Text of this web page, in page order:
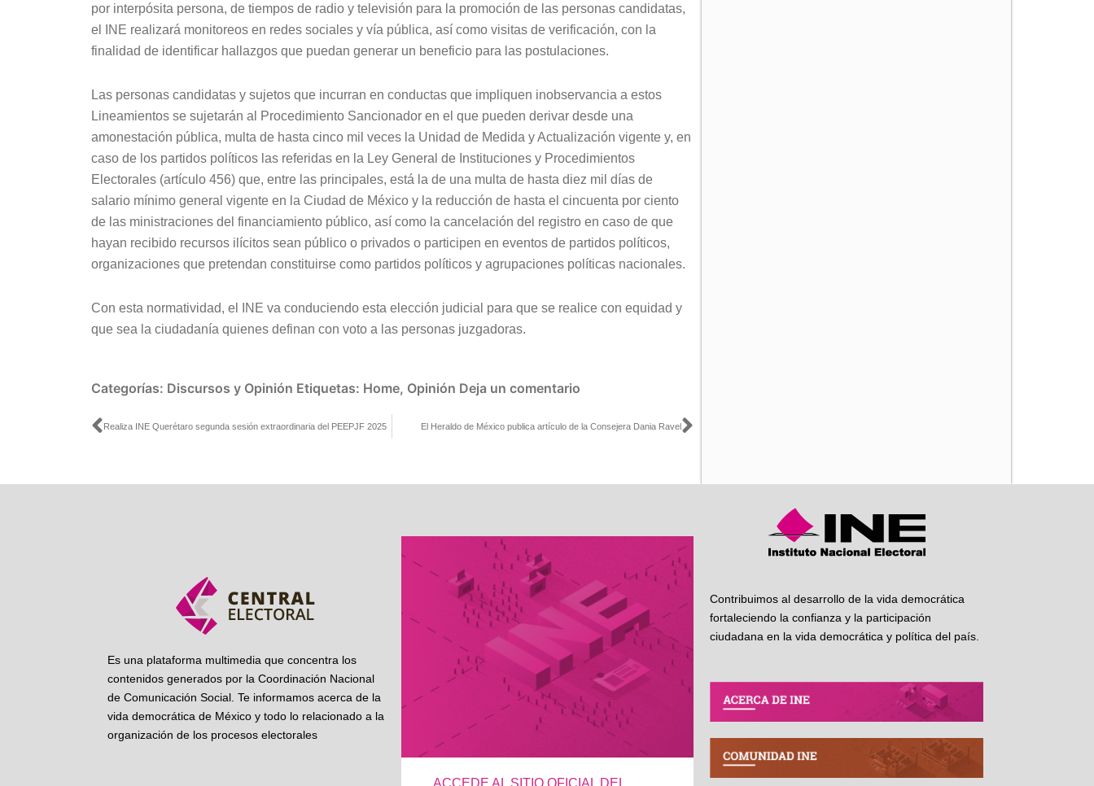
por interpósita persona, de tiempos de radio y televisión para la promoción de las personas candidatas,
el INE realizará monitoreos en redes sociales y vía pública, así como visitas de verificación, con la
finalidad de identificar hallazgos que puedan generar un beneficio para las postulaciones.
Las personas candidatas y sujetos que incurran en conductas que impliquen inobservancia a estos
Lineamientos se sujetarán al Procedimiento Sancionador en el que pueden derivar desde una
amonestación pública, multa de hasta cinco mil veces la Unidad de Medida y Actualización vigente y, en
caso de los partidos políticos las referidas en la Ley General de Instituciones y Procedimientos
Electorales (artículo 456) que, entre las principales, está la de una multa de hasta diez mil días de
salario mínimo general vigente en la Ciudad de México y la reducción de hasta el cincuenta por ciento
de las ministraciones del financiamiento público, así como la cancelación del registro en caso de que
hayan recibido recursos ilícitos sean público o privados o participen en eventos de partidos políticos,
organizaciones que pretendan constituirse como partidos políticos y agrupaciones políticas nacionales.
Con esta normatividad, el INE va conduciendo esta elección judicial para que se realice con equidad y
que sea la ciudadanía quienes definan con voto a las personas juzgadoras.
Categorías: Discursos y Opinión Etiquetas: Home, Opinión Deja un comentario
Ant
Realiza INE Querétaro segunda sesión extraordinaria del PEEPJF 2025 El Heraldo de México publica artículo de la Consejera Dania RavelSiguiente
Es una plataforma multimedia que concentra los
contenidos generados por la Coordinación Nacional
de Comunicación Social. Te informamos acerca de la
vida democrática de México y todo lo relacionado a la
organización de los procesos electorales
ACCEDE AL SITIO OFICIAL DEL
Contribuimos al desarrollo de la vida democrática
fortaleciendo la confianza y la participación
ciudadana en la vida democrática y política del país.